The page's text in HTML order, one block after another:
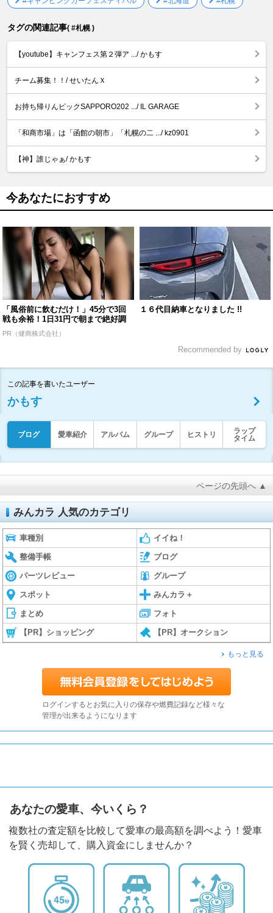
タグの関連記事( #札幌 )
【youtube】キャンフェス第２弾ア .../ かもす
チーム募集！！/ せいたんＸ
お持ち帰りんピックSAPPORO202 .../ IL GARAGE
「和商市場」は「函館の朝市」「札幌の二 .../ kz0901
【神】誰じゃぁ/ かもす
今あなたにおすすめ
「風俗前に飲むだけ！」45分で3回
戦も余裕！1日31円で朝まで絶好調
PR（健商株式会社）
１６代目納車となりました !!
Recommended by
この記事を書いたユーザー
かもす
ブログ 愛車紹介 アルバム グループ ヒストリ
ラップ
タイム
ページの先頭へ ▲
みんカラ 人気のカテゴリ
車種別 イイね！
整備手帳 ブログ
パーツレビュー グループ
スポット みんカラ＋
まとめ フォト
【PR】ショッピング 【PR】オークション
もっと見る
ログインするとお気に入りの保存や燃費記録など様々な
管理が出来るようになります
あなたの愛車、今いくら？
複数社の査定額を比較して愛車の最高額を調べよう！愛車
を賢く売却して、購入資金にしませんか？